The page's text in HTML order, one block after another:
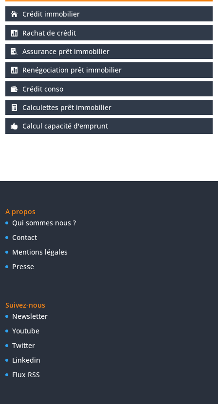
Crédit immobilier
Rachat de crédit
Assurance prêt immobilier
Renégociation prêt immobilier
Crédit conso
Calculettes prêt immobilier
Calcul capacité d'emprunt
A propos
Qui sommes nous ?
Contact
Mentions légales
Presse
Suivez-nous
Newsletter
Youtube
Twitter
Linkedin
Flux RSS